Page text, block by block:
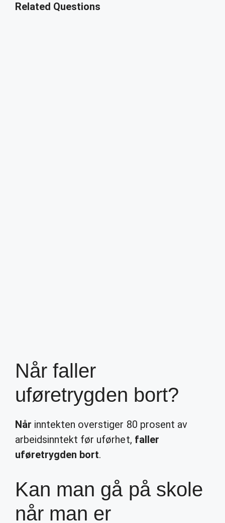
Related Questions
Når faller
uføretrygden bort?
Når inntekten overstiger 80 prosent av
arbeidsinntekt før uførhet, faller
uføretrygden bort.
Kan man gå på skole
når man er